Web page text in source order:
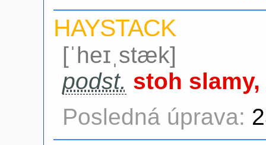
HAYSTACK
[ˈheɪˌstæk]
podst. stoh
Posledná úprava: